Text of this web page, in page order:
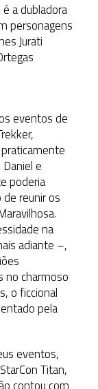
a dubladora
personagens
Jurati
eventos de
e
poderia
reunir os
na
adiante –,
no charmoso
o ficcional
pela
eventos,
Titan,